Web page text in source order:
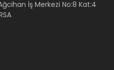
İş Merkezi No:8 Kat:4